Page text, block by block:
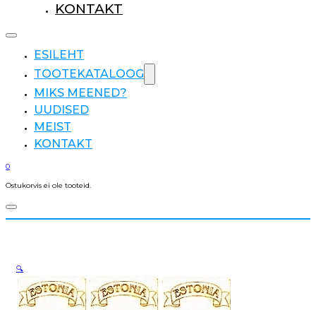
KONTAKT
ESILEHT
TOOTEKATALOOG
MIKS MEENED?
UUDISED
MEIST
KONTAKT
0
Ostukorvis ei ole tooteid.
🔍